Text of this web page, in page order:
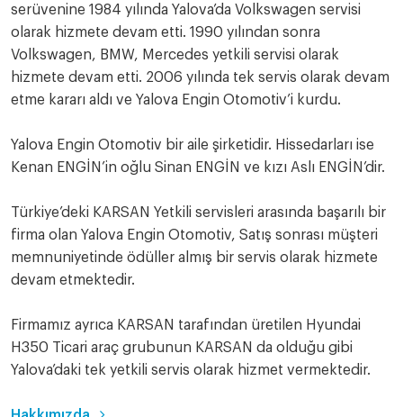
serüvenine 1984 yılında Yalova’da Volkswagen servisi
olarak hizmete devam etti. 1990 yılından sonra
Volkswagen, BMW, Mercedes yetkili servisi olarak
hizmete devam etti. 2006 yılında tek servis olarak devam
etme kararı aldı ve Yalova Engin Otomotiv’i kurdu.
Yalova Engin Otomotiv bir aile şirketidir. Hissedarları ise
Kenan ENGİN’in oğlu Sinan ENGİN ve kızı Aslı ENGİN’dir.
Türkiye’deki KARSAN Yetkili servisleri arasında başarılı bir
firma olan Yalova Engin Otomotiv, Satış sonrası müşteri
memnuniyetinde ödüller almış bir servis olarak hizmete
devam etmektedir.
Firmamız ayrıca KARSAN tarafından üretilen Hyundai
H350 Ticari araç grubunun KARSAN da olduğu gibi
Yalova’daki tek yetkili servis olarak hizmet vermektedir.